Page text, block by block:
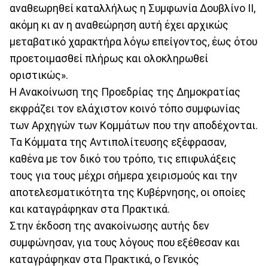
αναθεωρηθεί καταλλήλως η Συμφωνία Δουβλίνο ΙΙ,
ακόμη κι αν η αναθεώρηση αυτή έχει αρχικώς
μεταβατικό χαρακτήρα λόγω επείγοντος, έως ότου
προετοιμασθεί πλήρως και ολοκληρωθεί
οριστικώς».
Η Ανακοίνωση της Προεδρίας της Δημοκρατίας
εκφράζει τον ελάχιστον κοινό τόπο συμφωνίας
των Αρχηγών των Κομμάτων που την αποδέχονται.
Τα Κόμματα της Αντιπολίτευσης εξέφρασαν,
καθένα με τον δικό του τρόπο, τις επιφυλάξεις
τους για τους μέχρι σήμερα χειρισμούς και την
αποτελεσματικότητα της Κυβέρνησης, οι οποίες
και καταγράφηκαν στα Πρακτικά.
Στην έκδοση της ανακοίνωσης αυτής δεν
συμφώνησαν, για τους λόγους που εξέθεσαν και
καταγράφηκαν στα Πρακτικά, ο Γενικός